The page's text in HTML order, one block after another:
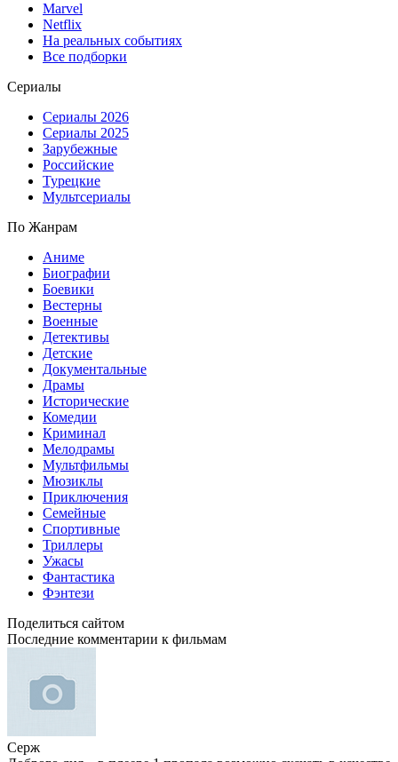
Marvel
Netflix
На реальных событиях
Все подборки
Сериалы
Сериалы 2026
Сериалы 2025
Зарубежные
Российские
Турецкие
Мультсериалы
По Жанрам
Аниме
Биографии
Боевики
Вестерны
Военные
Детективы
Детские
Документальные
Драмы
Исторические
Комедии
Криминал
Мелодрамы
Мультфильмы
Мюзиклы
Приключения
Семейные
Спортивные
Триллеры
Ужасы
Фантастика
Фэнтези
Поделиться сайтом
Последние комментарии к фильмам
Серж